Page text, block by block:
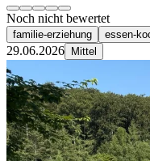
Noch nicht bewertet
familie-erziehung essen-
29.06.2026 Mittel